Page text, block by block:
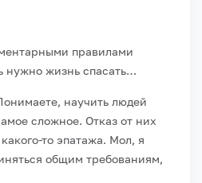
правилами
нужно жизнь спасать…
научить людей
сложное. Отказ от них
то эпатажа. Мол, я
общим требованиям,